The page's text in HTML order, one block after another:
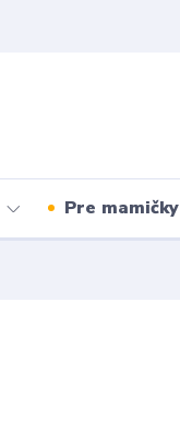
Pre mamičky